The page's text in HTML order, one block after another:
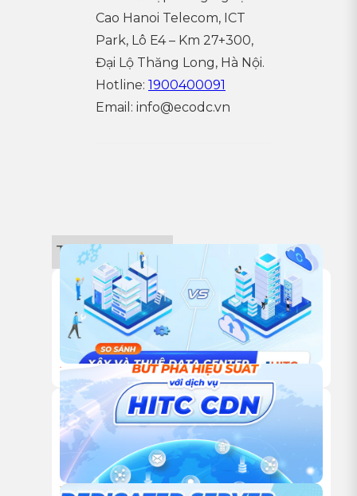
Cao Hanoi Telecom, ICT
Park, Lô E4 – Km 27+300,
Đại Lộ Thăng Long, Hà Nội.
Hotline: 1900400091
Email: info@ecodc.vn
Tin công nghệ
18/12/2025
TỰ XÂY HAY THUÊ TRUNG TÂM DỮ LIỆU: ĐÂU LÀ LỰA
CHỌN TỐI ƯU CHO DOANH NGHIỆP?
18/12/2025